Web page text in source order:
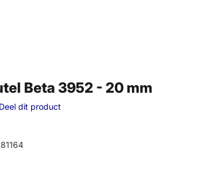
Beta 3952 - 20 mm
Deel dit product